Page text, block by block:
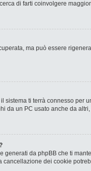
di farti coinvolgere
ma può essere
sistema ti terrà connesso per
da un PC usato anche da
generati da phpBB che ti
cancellazione dei cookie